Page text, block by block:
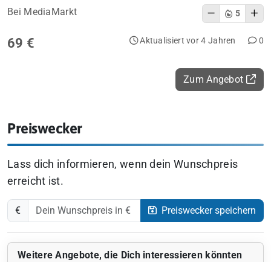
Bei MediaMarkt 5
69 € Aktualisiert vor 4 Jahren 0
Zum Angebot
Preiswecker
Lass dich informieren, wenn dein Wunschpreis
erreicht ist.
€ Preiswecker speichern
Weitere Angebote, die Dich interessieren könnten